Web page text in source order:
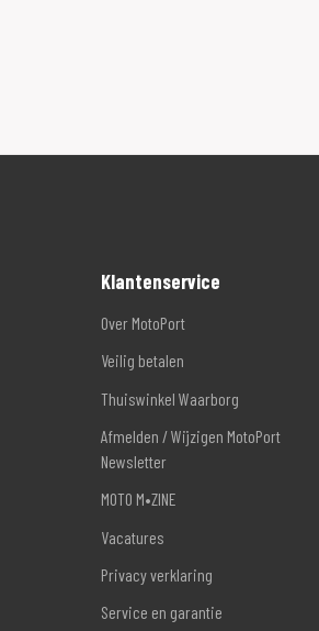
Klantenservice
Over MotoPort
Veilig betalen
Thuiswinkel Waarborg
Afmelden / Wijzigen MotoPort
Newsletter
MOTO M•ZINE
Vacatures
Privacy verklaring
Service en garantie